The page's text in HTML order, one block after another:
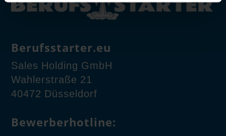
Berufsstarter.eu
Sales Holding GmbH
Wahlerstraße 21
40472 Düsseldorf
Bewerberhotline: